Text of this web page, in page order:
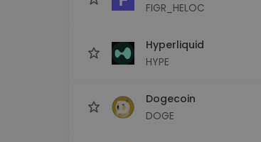
FIGR_HELOC
Hyperliquid
HYPE
Dogecoin
DOGE